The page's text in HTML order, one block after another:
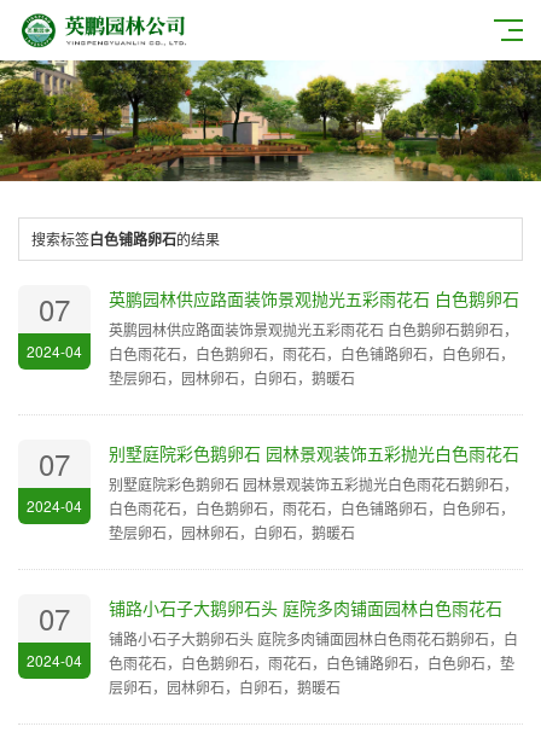
搜索标签白色铺路卵石的结果
07
2024-04
英鹏园林供应路面装饰景观抛光五彩雨花石 白色鹅卵石
英鹏园林供应路面装饰景观抛光五彩雨花石 白色鹅卵石鹅卵石，
白色雨花石，白色鹅卵石，雨花石，白色铺路卵石，白色卵石，
垫层卵石，园林卵石，白卵石，鹅暖石
07
2024-04
别墅庭院彩色鹅卵石 园林景观装饰五彩抛光白色雨花石
别墅庭院彩色鹅卵石 园林景观装饰五彩抛光白色雨花石鹅卵石，
白色雨花石，白色鹅卵石，雨花石，白色铺路卵石，白色卵石，
垫层卵石，园林卵石，白卵石，鹅暖石
07
2024-04
铺路小石子大鹅卵石头 庭院多肉铺面园林白色雨花石
铺路小石子大鹅卵石头 庭院多肉铺面园林白色雨花石鹅卵石，白
色雨花石，白色鹅卵石，雨花石，白色铺路卵石，白色卵石，垫
层卵石，园林卵石，白卵石，鹅暖石